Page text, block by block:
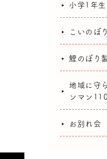
小学1年生
こいのぼ
鯉のぼり
地域に守
ンマン
お別れ会